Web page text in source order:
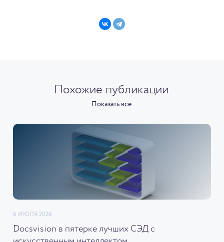
Похожие публикации
Показать все
6 ИЮЛЯ 2026
Docsvision в пятерке лучших СЭД с